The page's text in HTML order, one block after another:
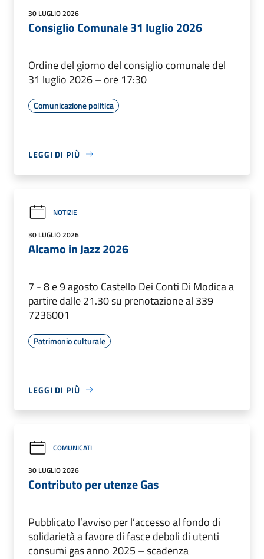
30 LUGLIO 2026
Consiglio Comunale 31 luglio 2026
Ordine del giorno del consiglio comunale del
31 luglio 2026 – ore 17:30
Comunicazione politica
LEGGI DI PIÙ
NOTIZIE
30 LUGLIO 2026
Alcamo in Jazz 2026
7 - 8 e 9 agosto Castello Dei Conti Di Modica a
partire dalle 21.30 su prenotazione al 339
7236001
Patrimonio culturale
LEGGI DI PIÙ
COMUNICATI
30 LUGLIO 2026
Contributo per utenze Gas
Pubblicato l’avviso per l’accesso al fondo di
solidarietà a favore di fasce deboli di utenti
consumi gas anno 2025 – scadenza